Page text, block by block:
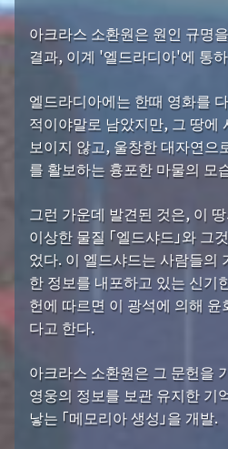
아크라스 소환원은 원인 규명
결과, 이계 '엘드라디아'에 통
엘드라디아에는 한때 영화를
적이야말로 남았지만, 그 땅에
보이지 않고, 울창한 대자연으
를 활보하는 흉포한 마물의 모
그런 가운데 발견된 것은, 이
이상한 물질 「엘드샤드」와 그
었다. 이 엘드샤드는 사람들의
한 정보를 내포하고 있는 신기
헌에 따르면 이 광석에 의해
다고 한다.
아크라스 소환원은 그 문헌을
영웅의 정보를 보관 유지한 기
낳는 「메모리아 생성」을 개발.